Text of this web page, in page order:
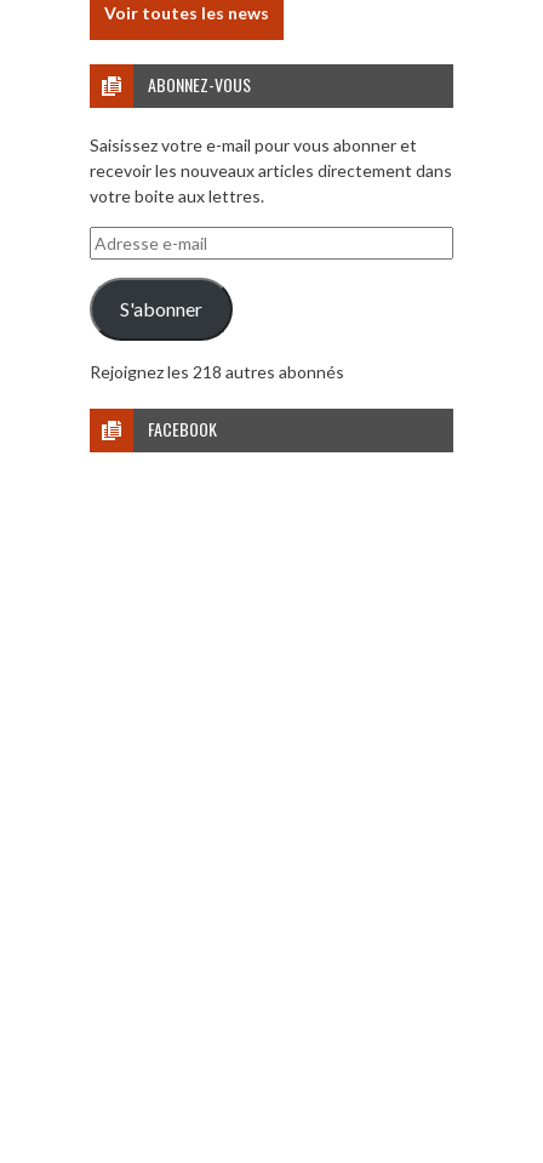
Voir toutes les news
ABONNEZ-VOUS
Saisissez votre e-mail pour vous abonner et
recevoir les nouveaux articles directement dans
votre boite aux lettres.
Adresse
e-
mail
S'abonner
Rejoignez les 218 autres abonnés
FACEBOOK